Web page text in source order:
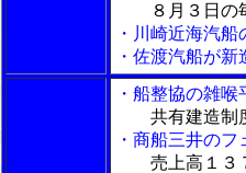
８月３日の
・川崎近海汽船
・佐渡汽船が
・船整協の雑
共有建造制
・商船三井の
売上高１３